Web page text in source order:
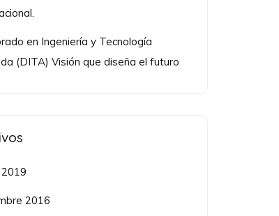
en Ingeniería y Tecnología
(DITA) Visión que diseña el futuro
2016